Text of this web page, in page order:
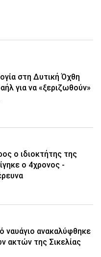
στη Δυτική Όχθη
για να «ξεριζωθούν»
ο ιδιοκτήτης της
ο 4χρονος -
ναυάγιο ανακαλύφθηκε
ακτών της Σικελίας